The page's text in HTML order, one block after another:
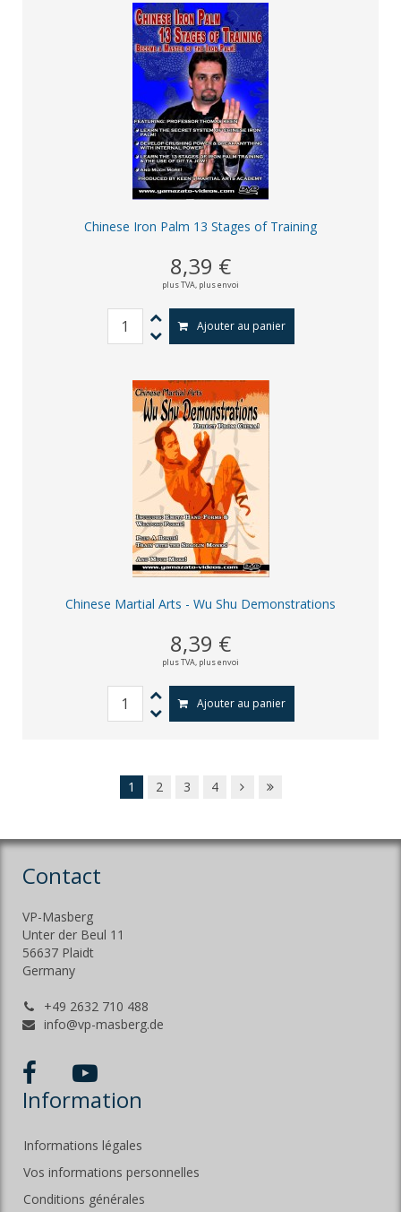
Chinese Iron Palm 13 Stages of Training
8,39 €
plus TVA, plus envoi
Ajouter au panier
Chinese Martial Arts - Wu Shu Demonstrations
8,39 €
plus TVA, plus envoi
Ajouter au panier
1 2 3 4
Contact
VP-Masberg
Unter der Beul 11
56637 Plaidt
Germany
+49 2632 710 488
info@vp-masberg.de
Information
Informations légales
Vos informations personnelles
Conditions générales